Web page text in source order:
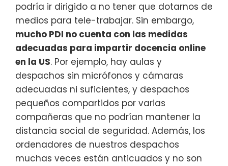
podría ir dirigido a no tener que dotarnos de
medios para tele-trabajar. Sin embargo,
mucho PDI no cuenta con las medidas
adecuadas para impartir docencia online
en la US. Por ejemplo, hay aulas y
despachos sin micrófonos y cámaras
adecuadas ni suficientes, y despachos
pequeños compartidos por varias
compañeras que no podrían mantener la
distancia social de seguridad. Además, los
ordenadores de nuestros despachos
muchas veces están anticuados y no son